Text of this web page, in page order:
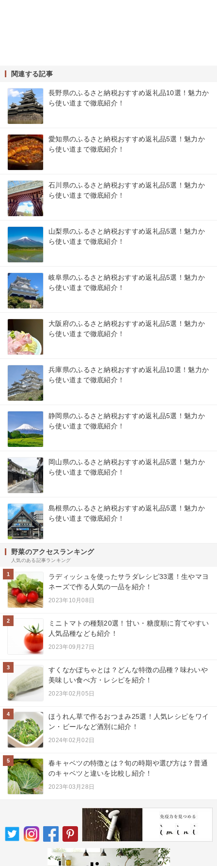
関連する記事
長野県のふるさと納税おすすめ返礼品10選！魅力か
ら使い道まで徹底紹介！
愛知県のふるさと納税おすすめ返礼品5選！魅力か
ら使い道まで徹底紹介！
石川県のふるさと納税おすすめ返礼品5選！魅力か
ら使い道まで徹底紹介！
山梨県のふるさと納税おすすめ返礼品5選！魅力か
ら使い道まで徹底紹介！
岐阜県のふるさと納税おすすめ返礼品5選！魅力か
ら使い道まで徹底紹介！
大阪府のふるさと納税おすすめ返礼品5選！魅力か
ら使い道まで徹底紹介！
兵庫県のふるさと納税おすすめ返礼品10選！魅力か
ら使い道まで徹底紹介！
静岡県のふるさと納税おすすめ返礼品5選！魅力か
ら使い道まで徹底紹介！
岡山県のふるさと納税おすすめ返礼品5選！魅力か
ら使い道まで徹底紹介！
島根県のふるさと納税おすすめ返礼品5選！魅力か
ら使い道まで徹底紹介！
野菜のアクセスランキング
人気のある記事ランキング
1
ラディッシュを使ったサラダレシピ33選！生やマヨ
ネーズで作る人気の一品を紹介！
2023年10月08日
2
ミニトマトの種類20選！甘い・糖度順に育てやすい
人気品種なども紹介！
2023年09月27日
3
すくなかぼちゃとは？どんな特徴の品種？味わいや
美味しい食べ方・レシピを紹介！
2023年02月05日
4
ほうれん草で作るおつまみ25選！人気レシピをワイ
ン・ビールなど酒別に紹介！
2024年02月02日
5
春キャベツの特徴とは？旬の時期や選び方は？普通
のキャベツと違いを比較し紹介！
2023年03月28日